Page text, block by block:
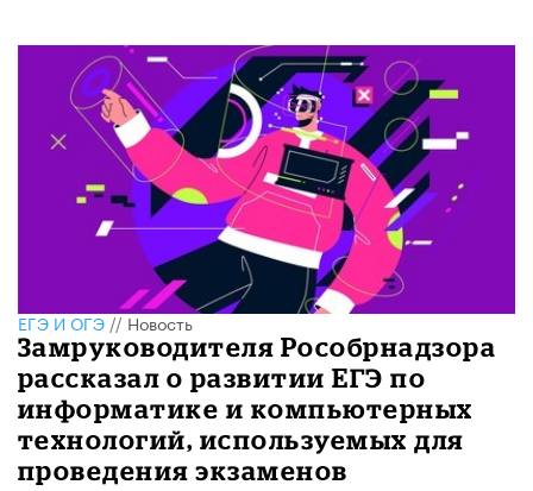
ЕГЭ И ОГЭ//Новость
Замруководителя Рособрнадзора
рассказал о развитии ЕГЭ по
информатике и компьютерных
технологий, используемых для
проведения экзаменов